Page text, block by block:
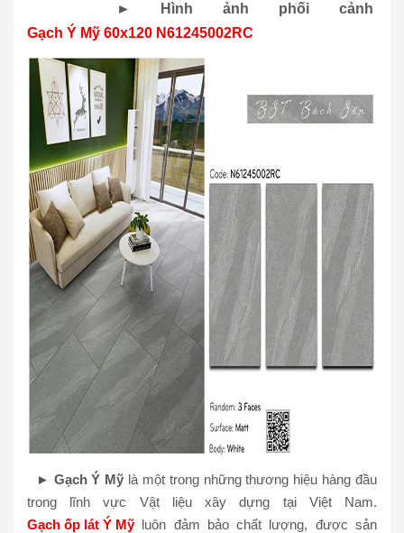
► Hình ảnh phối cảnh
Gạch Ý Mỹ 60x120 N61245002RC
► Gạch Ý Mỹ là một trong những thương hiệu hàng đầu
trong lĩnh vực Vật liệu xây dựng tại Việt Nam.
Gạch ốp lát Ý Mỹ luôn đảm bảo chất lượng, được sản